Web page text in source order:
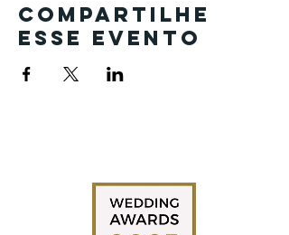
Compartilhe
esse evento